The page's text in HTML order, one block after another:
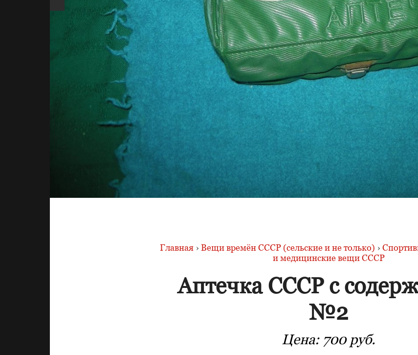
Главная › Вещи времён СССР (сельские и не только) ›
и медицинские вещи СССР
Аптечка СССР с
№2
Цена: 700 руб.